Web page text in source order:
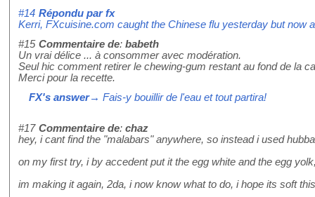
#14 Répondu parfx
Kerri, FXcuisine.com caught the Chinese flu yesterday but now
#15 Commentaire de: babeth
Un vrai délice ... à consommer avec modération.
Seul hic comment retirer le chewing-gum restant au fond de la
Merci pour la recette.
FX's answer→ Fais-y bouillir de l'eau et tout partira!
#17 Commentaire de: chaz
hey, i cant find the "malabars" anywhere, so instead i used
on my first try, i by accedent put it the egg white and the egg
im making it again, 2da, i now know what to do, i hope its soft